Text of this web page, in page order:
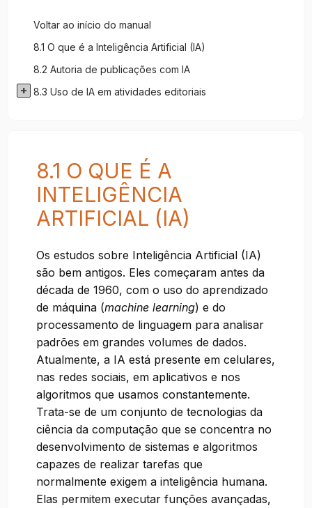
Voltar ao início do manual
8.1 O que é a Inteligência Artificial (IA)
8.2 Autoria de publicações com IA
8.3 Uso de IA em atividades editoriais
8.1 O QUE É A
INTELIGÊNCIA
ARTIFICIAL (IA)
Os estudos sobre Inteligência Artificial (IA)
são bem antigos. Eles começaram antes da
década de 1960, com o uso do aprendizado
de máquina (machine learning) e do
processamento de linguagem para analisar
padrões em grandes volumes de dados.
Atualmente, a IA está presente em celulares,
nas redes sociais, em aplicativos e nos
algoritmos que usamos constantemente.
Trata-se de um conjunto de tecnologias da
ciência da computação que se concentra no
desenvolvimento de sistemas e algoritmos
capazes de realizar tarefas que
normalmente exigem a inteligência humana.
Elas permitem executar funções avançadas,